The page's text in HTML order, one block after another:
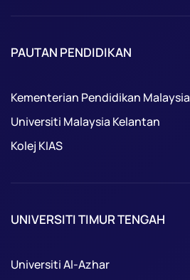
PAUTAN PENDIDIKAN
Kementerian Pendidikan Malaysia
Universiti Malaysia Kelantan
Kolej KIAS
UNIVERSITI TIMUR TENGAH
Universiti Al-Azhar